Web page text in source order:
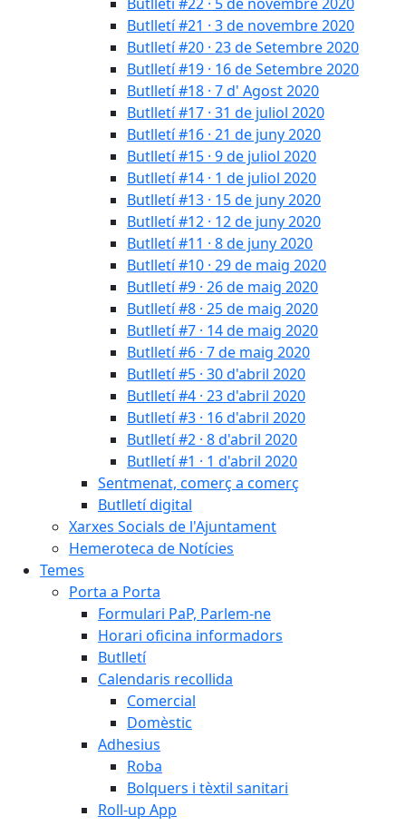
Butlletí #21 · 3 de novembre 2020
Butlletí #20 · 23 de Setembre 2020
Butlletí #19 · 16 de Setembre 2020
Butlletí #18 · 7 d' Agost 2020
Butlletí #17 · 31 de juliol 2020
Butlletí #16 · 21 de juny 2020
Butlletí #15 · 9 de juliol 2020
Butlletí #14 · 1 de juliol 2020
Butlletí #13 · 15 de juny 2020
Butlletí #12 · 12 de juny 2020
Butlletí #11 · 8 de juny 2020
Butlletí #10 · 29 de maig 2020
Butlletí #9 · 26 de maig 2020
Butlletí #8 · 25 de maig 2020
Butlletí #7 · 14 de maig 2020
Butlletí #6 · 7 de maig 2020
Butlletí #5 · 30 d'abril 2020
Butlletí #4 · 23 d'abril 2020
Butlletí #3 · 16 d'abril 2020
Butlletí #2 · 8 d'abril 2020
Butlletí #1 · 1 d'abril 2020
Sentmenat, comerç a comerç
Butlletí digital
Xarxes Socials de l'Ajuntament
Hemeroteca de Notícies
Temes
Porta a Porta
Formulari PaP, Parlem-ne
Horari oficina informadors
Butlletí
Calendaris recollida
Comercial
Domèstic
Adhesius
Roba
Bolquers i tèxtil sanitari
Roll-up App